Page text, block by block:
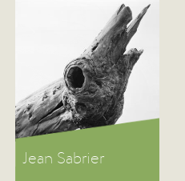
Jean Sabrier